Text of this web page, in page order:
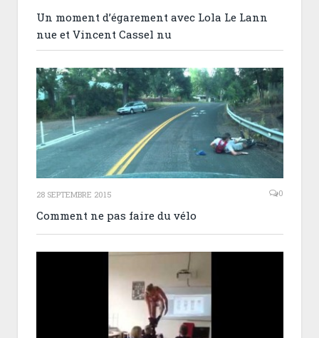
Un moment d’égarement avec Lola Le Lann
nue et Vincent Cassel nu
28 SEPTEMBRE 2015 0
Comment ne pas faire du vélo